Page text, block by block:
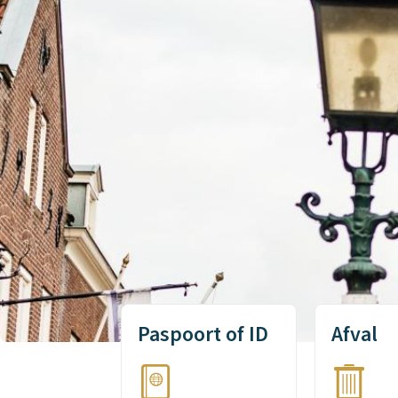
NL
Homepage
Onderwerpen
Paspoort of ID Afval